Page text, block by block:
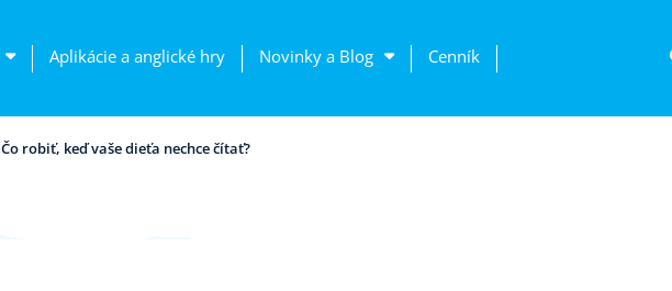
Aplikácie a anglické hry Novinky a Blog Cenník
Čo robiť, keď vaše dieťa nechce čítať?